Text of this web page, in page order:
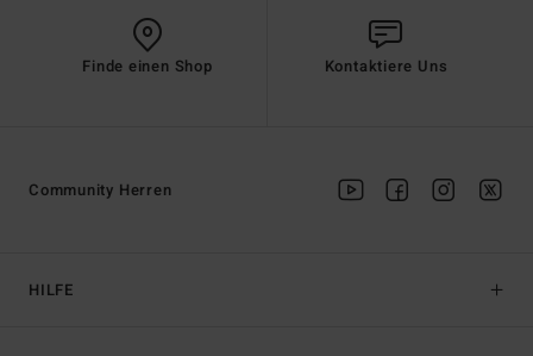
Finde einen Shop Kontaktiere Uns
HILFE
Community Herren